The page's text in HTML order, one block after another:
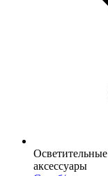
Осветительные
аксессуары